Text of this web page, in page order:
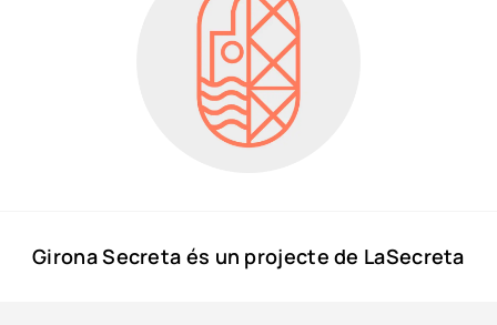
Girona Secreta és un projecte de LaSecreta